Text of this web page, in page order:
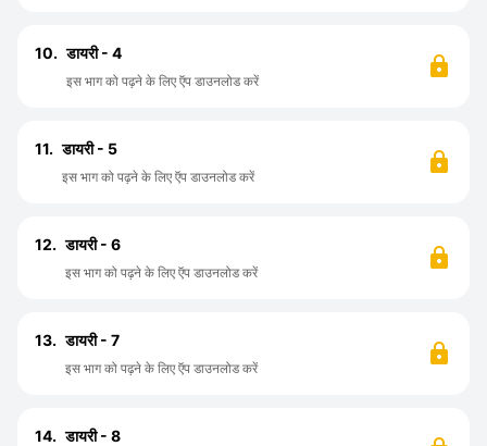
10. डायरी - 4
इस भाग को पढ़ने के लिए ऍप डाउनलोड करें
11. डायरी - 5
इस भाग को पढ़ने के लिए ऍप डाउनलोड करें
12. डायरी - 6
इस भाग को पढ़ने के लिए ऍप डाउनलोड करें
13. डायरी - 7
इस भाग को पढ़ने के लिए ऍप डाउनलोड करें
14. डायरी - 8